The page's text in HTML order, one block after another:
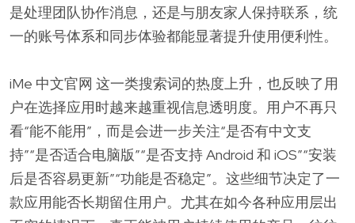
是处理团队协作消息，还是与朋友家人保持联系，统
一的账号体系和同步体验都能显著提升使用便利性。
iMe 中文官网 这一类搜索词的热度上升，也反映了用
户在选择应用时越来越重视信息透明度。用户不再只
看“能不能用”，而是会进一步关注“是否有中文支
持”“是否适合电脑版”“是否支持 Android 和 iOS”“安装
后是否容易更新”“功能是否稳定”。这些细节决定了一
款应用能否长期留住用户。尤其在如今各种应用层出